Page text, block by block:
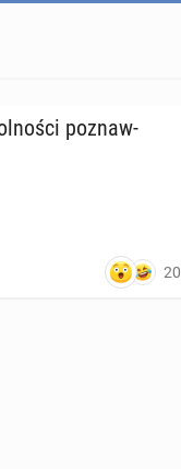
po­znaw­
20